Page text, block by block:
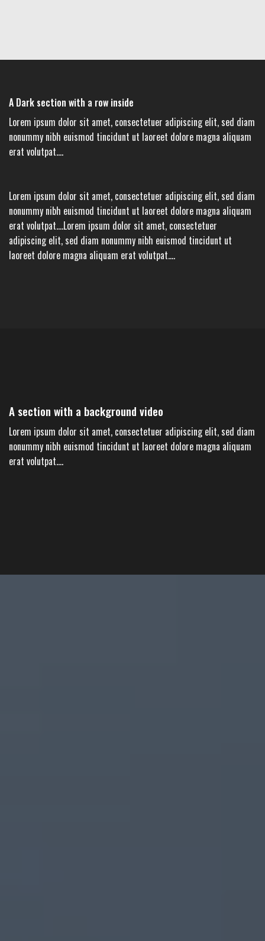
A Dark section with a row inside
Lorem ipsum dolor sit amet, consectetuer adipiscing elit, sed diam
nonummy nibh euismod tincidunt ut laoreet dolore magna aliquam
erat volutpat….
Lorem ipsum dolor sit amet, consectetuer adipiscing elit, sed diam
nonummy nibh euismod tincidunt ut laoreet dolore magna aliquam
erat volutpat….Lorem ipsum dolor sit amet, consectetuer
adipiscing elit, sed diam nonummy nibh euismod tincidunt ut
laoreet dolore magna aliquam erat volutpat….
A section with a background video
Lorem ipsum dolor sit amet, consectetuer adipiscing elit, sed diam
nonummy nibh euismod tincidunt ut laoreet dolore magna aliquam
erat volutpat….